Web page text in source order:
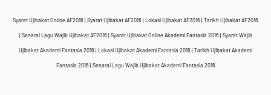
Syarat Ujibakat Online AF2016 | Syarat Ujibakat AF2016 | Lokasi Ujibakat AF2016 | Tarikh Ujibakat AF2016
| Senarai Lagu Wajib Ujibakat AF2016 | Syarat Ujibakat Online Akademi Fantasia 2016 | Syarat Wajib
Ujibakat Akademi Fantasia 2016 | Lokasi Ujibakat Akademi Fantasia 2016 | Tarikh Ujibakat Akademi
Fantasia 2016 | Senarai Lagu Wajib Ujibakat Akademi Fantasia 2016